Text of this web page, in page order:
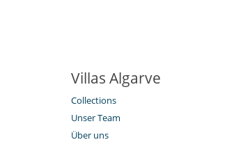
Villas Algarve
Collections
Unser Team
Über uns